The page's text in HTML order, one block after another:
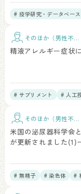
# 疫学研究・データベース
そのほか（男性不
精液アレルギー症状
# サプリメント # 人工
そのほか（男性不
米国の泌尿器科学会
が更新されました(1)
# 無精子 # 染色体 #